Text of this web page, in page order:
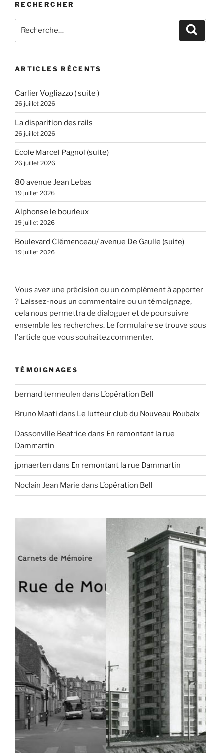
RECHERCHER
pour
ARTICLES RÉCENTS
Carlier Vogliazzo ( suite )
26 juillet 2026
La disparition des rails
26 juillet 2026
Ecole Marcel Pagnol (suite)
26 juillet 2026
80 avenue Jean Lebas
19 juillet 2026
Alphonse le bourleux
19 juillet 2026
Boulevard Clémenceau/ avenue De Gaulle (suite)
19 juillet 2026
Vous avez une précision ou un complément à apporter
? Laissez-nous un commentaire ou un témoignage,
cela nous permettra de dialoguer et de poursuivre
ensemble les recherches. Le formulaire se trouve sous
l'article que vous souhaitez commenter.
TÉMOIGNAGES
bernard termeulen dans L’opération Bell
Bruno Maati dans Le lutteur club du Nouveau Roubaix
Dassonville Beatrice dans En remontant la rue
Dammartin
jpmaerten dans En remontant la rue Dammartin
Noclain Jean Marie dans L’opération Bell